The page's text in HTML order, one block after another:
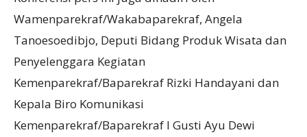
Wamenparekraf/Wakabaparekraf, Angela
Tanoesoedibjo, Deputi Bidang Produk Wisata dan
Penyelenggara Kegiatan
Kemenparekraf/Baparekraf Rizki Handayani dan
Kepala Biro Komunikasi
Kemenparekraf/Baparekraf I Gusti Ayu Dewi